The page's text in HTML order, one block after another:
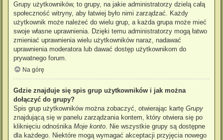
Grupy użytkowników, to grupy, na jakie administratorzy dzielą całą
społeczność witryny, aby łatwiej było nimi zarządzać. Każdy
użytkownik może należeć do wielu grup, a każda grupa może mieć
swoje własne uprawnienia. Dzięki temu administratorzy mogą łatwo
zmieniać uprawnienia wielu użytkowników naraz, nadawać
uprawnienia moderatora lub dawać dostęp użytkownikom do
prywatnego forum.
Na górę
Gdzie znajduje się spis grup użytkowników i jak można
dołączyć do grupy?
Spis grup użytkowników można zobaczyć, otwierając kartę Grupy
znajdującą się w panelu zarządzania kontem, który otwiera się po
kliknięciu odnośnika Moje konto. Nie wszystkie grupy są dostępne
dla każdego. Niektóre mogą wymagać akceptacji przyjęcia nowego